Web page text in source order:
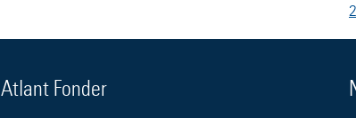
Atlant Fonder